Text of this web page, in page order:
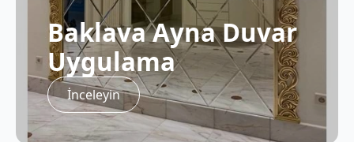
Baklava Ayna Duvar
Uygulama
İnceleyin